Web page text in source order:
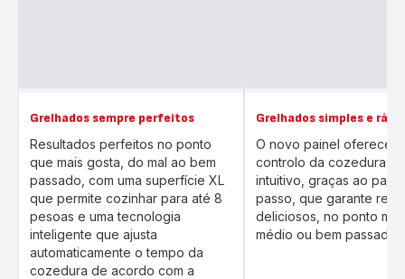
Grelhados sempre perfeitos
Resultados perfeitos no ponto
que mais gosta, do mal ao bem
passado, com uma superfície XL
que permite cozinhar para até 8
pesoas e uma tecnologia
inteligente que ajusta
automaticamente o tempo da
cozedura de acordo com a
Grelhados simples e
O novo painel oferece
controlo da cozedura
intuitivo, graças ao
passo, que garante
deliciosos, no ponto mal
médio ou bem passado.